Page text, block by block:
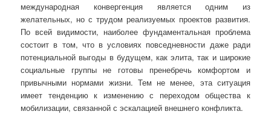
международная конвергенция является одним из
желательных, но с трудом реализуемых проектов развития.
По всей видимости, наиболее фундаментальная проблема
состоит в том, что в условиях повседневности даже ради
потенциальной выгоды в будущем, как элита, так и широкие
социальные группы не готовы пренебречь комфортом и
привычными нормами жизни. Тем не менее, эта ситуация
имеет тенденцию к изменению с переходом общества к
мобилизации, связанной с эскалацией внешнего конфликта.